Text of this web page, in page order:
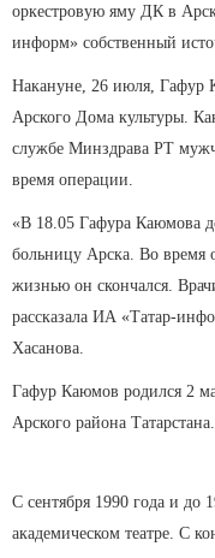
оркестровую яму ДК в
информ» собственный
Накануне, 26 июля, Гафур
Арского Дома культуры.
службе Минздрава РТ
время операции.
«В 18.05 Гафура Каюмова
больницу Арска. Во время
жизнью он скончался.
рассказала ИА «Татар-
Хасанова.
Гафур Каюмов родился 2
Арского района Татарстана.
С сентября 1990 года и до
академическом театре. С